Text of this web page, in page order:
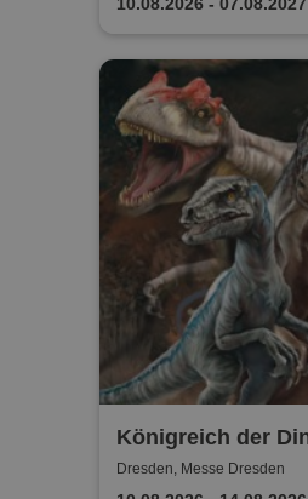
ORCHESTER
10.08.2026 - 07.08.2027
Königreich der
Die größten
Dresden, Messe Dresden